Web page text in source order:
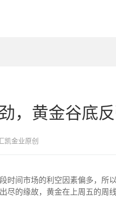
，黄金谷底
凯金业原创
时间市场的利空因素偏多，
尽的缘故，黄金在上周五的